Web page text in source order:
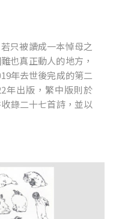
只被讀成一本悼母之
也真正動人的地方，
年去世後完成的第二
年出版，繁中版則於
錄二十七首詩，並以